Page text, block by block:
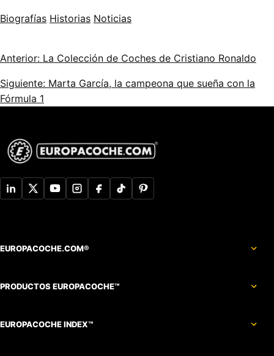
Biografías Historias Noticias
Anterior: La Colección de Coches de Cristiano Ronaldo
Siguiente: Marta García, la campeona que sueña con la
Fórmula 1
EUROPACOCHE.COM®
PRODUCTOS EUROPACOCHE™
EUROPACOCHE INDEX™